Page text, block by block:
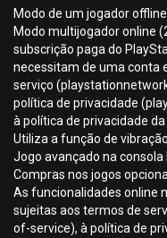
Modo de um jogador offline
Modo multijogador online
subscrição paga do
necessitam de uma conta
serviço
política de privacidade
à política de privacidade da
Utiliza a função de
Jogo avançado na consola
Compras nos jogos
As funcionalidades online
sujeitas aos termos de
of-service), à política de